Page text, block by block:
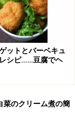
大さじ2
大さじ2
ットとバーベキュ
シピ……豆腐でヘ
菜のクリーム煮の簡